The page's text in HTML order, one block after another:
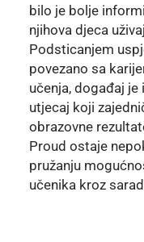
bilo je bolje
njihova djeca
Podsticanjem
povezano sa
učenja, događaj
utjecaj koji
obrazovne
Proud ostaje
pružanju
učenika kroz